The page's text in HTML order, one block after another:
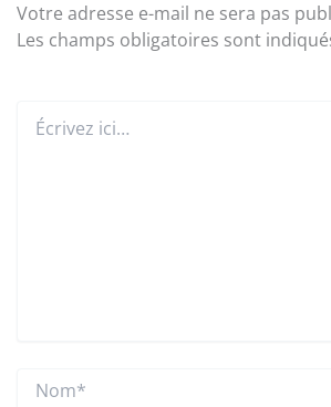
Votre adresse e-mail ne sera pas
Les champs obligatoires sont
ici…